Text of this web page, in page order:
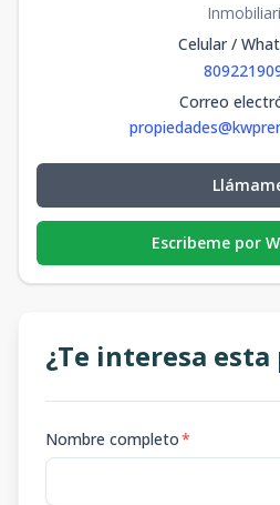
Celular /
Correo
Escribeme por
¿Te interesa
Nombre completo*